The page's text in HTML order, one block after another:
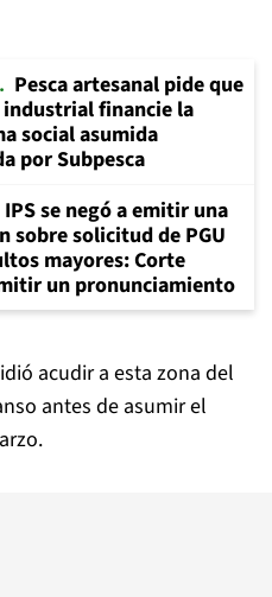
Pesca artesanal pide que
financie la
social asumida
por Subpesca
IPS se negó a emitir una
sobre solicitud de PGU
mayores: Corte
un pronunciamiento
acudir a esta zona del
antes de asumir el